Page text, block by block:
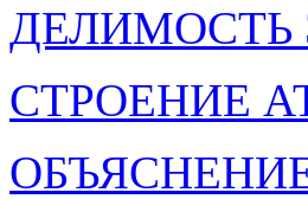
ДЕЛИМОСТЬ
СТРОЕНИЕ